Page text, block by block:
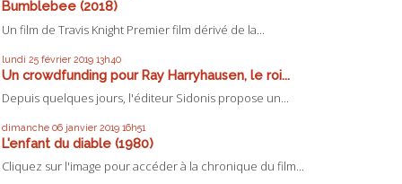
Bumblebee (2018)
Un film de Travis Knight Premier film dérivé de la...
lundi 25 février 2019 13h40
Un crowdfunding pour Ray Harryhausen, le roi...
Depuis quelques jours, l'éditeur Sidonis propose un...
dimanche 06 janvier 2019 16h51
L'enfant du diable (1980)
Cliquez sur l'image pour accéder à la chronique du film...